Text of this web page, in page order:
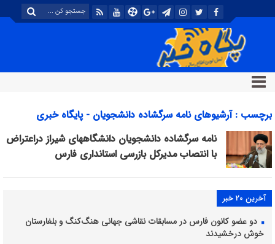
برچسب : آرشیوهای نامه سرگشاده دانشجویان - پایگاه خبری
تحلیلی پگاه خبر
نامه سرگشاده دانشجویان دانشگاههای شیراز دراعتراض
با انتصاب مدیرکل بازرسی استانداری فارس
آخرین 20 خبر
دو عضو کانون فارس در مسابقات نقاشی جهانی هنگ‌کنگ و بلغارستان
خوش درخشیدند